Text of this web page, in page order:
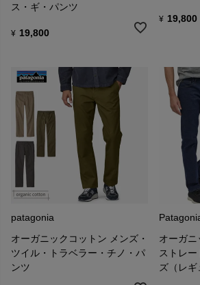
ス・ギ・パンツ
¥ 19,800
¥ 19,800
patagonia
オーガニックコットン メンズ・
ツイル・トラベラー・チノ・パ
ンツ
オーガニ
ストレ
ズ（レギ